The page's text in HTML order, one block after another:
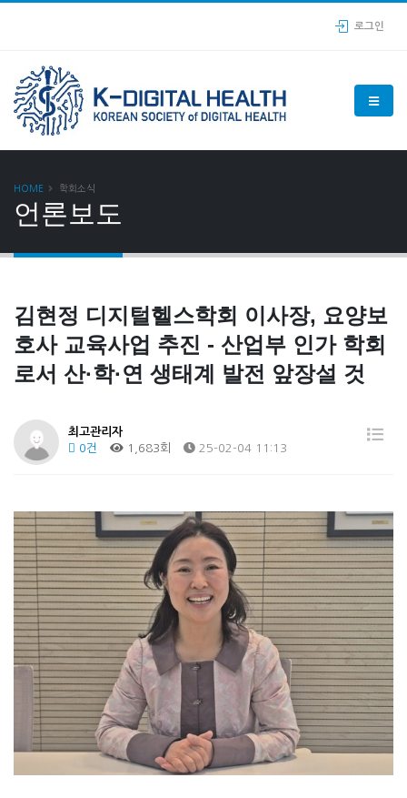
로그인
HOME 학회소식
언론보도
김현정 디지털헬스학회 이사장, 요양보
호사 교육사업 추진 - 산업부 인가 학회
로서 산·학·연 생태계 발전 앞장설 것
최고관리자
0건
1,683회 25-02-04 11:13